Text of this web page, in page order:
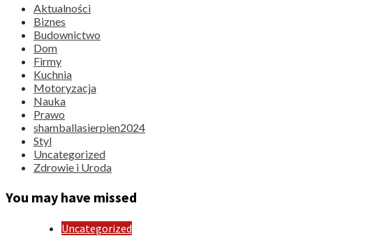
Aktualności
Biznes
Budownictwo
Dom
Firmy
Kuchnia
Motoryzacja
Nauka
Prawo
shamballasierpien2024
Styl
Uncategorized
Zdrowie i Uroda
You may have missed
Uncategorized